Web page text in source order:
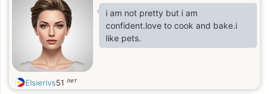
i am not pretty but i am
confident.love to cook and bake.i
like pets.
Elsierivs51 лет